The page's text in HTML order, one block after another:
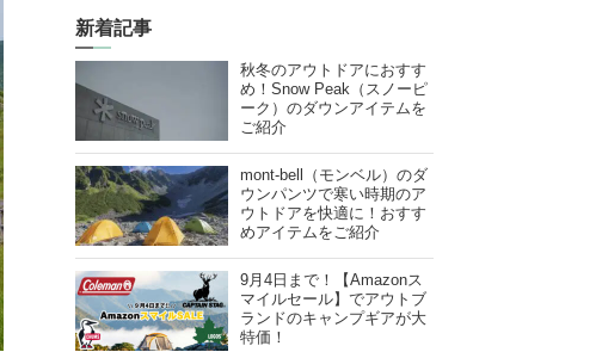
新着記事
秋冬のアウトドアにおすす
め！Snow Peak（スノーピ
ーク）のダウンアイテムを
ご紹介
mont-bell（モンベル）のダ
ウンパンツで寒い時期のア
ウトドアを快適に！おすす
めアイテムをご紹介
9月4日まで！【Amazonス
マイルセール】でアウトブ
ランドのキャンプギアが大
特価！